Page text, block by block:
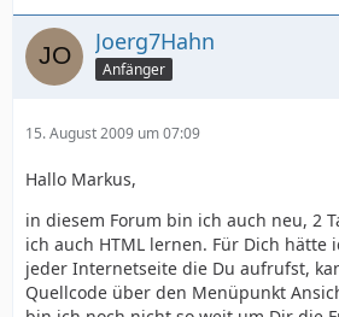
Joerg7Hahn
Anfänger
15. August 2009 um 07:09
Hallo Markus,
in diesem Forum bin ich auch neu, 2
ich auch HTML lernen. Für Dich hätte
jeder Internetseite die Du aufrufst,
Quellcode über den Menüpunkt